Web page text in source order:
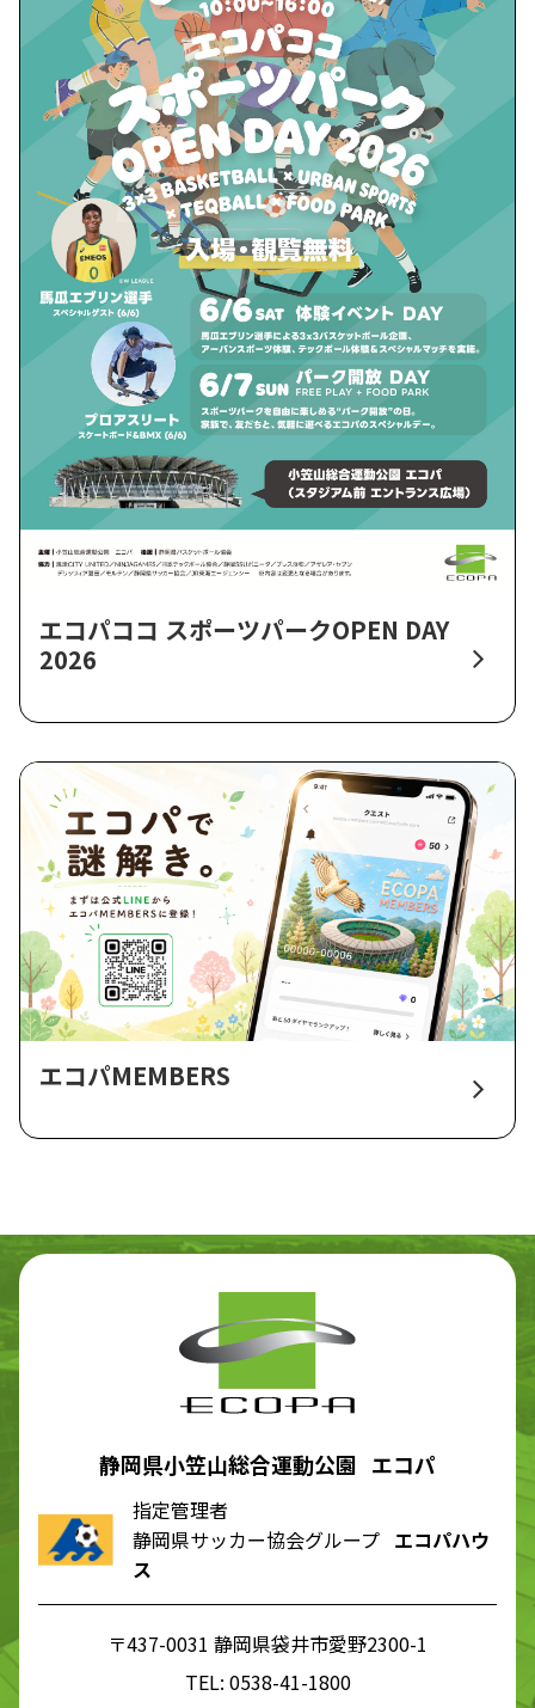
エコパココ スポーツパークOPEN DAY
2026
エコパMEMBERS
静岡県小笠山総合運動公園 エコパ
指定管理者
静岡県サッカー協会グループ エコパハウ
ス
〒437-0031 静岡県袋井市愛野2300-1
TEL: 0538-41-1800